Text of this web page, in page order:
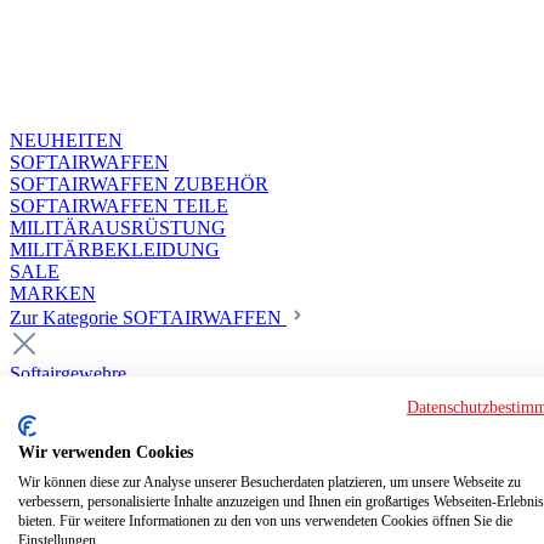
NEUHEITEN
SOFTAIRWAFFEN
SOFTAIRWAFFEN ZUBEHÖR
SOFTAIRWAFFEN TEILE
MILITÄRAUSRÜSTUNG
MILITÄRBEKLEIDUNG
SALE
MARKEN
Zur Kategorie SOFTAIRWAFFEN
Softairgewehre
Deluxe Custom Guns ab 18
Softair elektrisch ab 18
Softair elektrisch ab 14
Softair gasbetrieben ab 18
Softair HPA Luftdruck ab 18
Historische Softairwaffen
Wir verwenden Cookies
Wir können diese zur Analyse unserer Besucherdaten platzieren, um unsere Webseite zu
verbessern, personalisierte Inhalte anzuzeigen und Ihnen ein großartiges Webseiten-
bieten. Für weitere Informationen zu den von uns verwendeten Cookies öffnen Sie die
Einstellungen.